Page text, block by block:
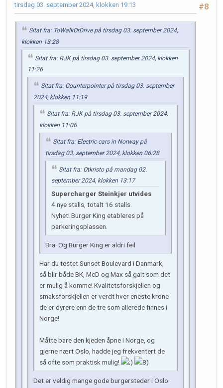
#8
tirsdag 03. september 2024, klokken 19:13
Sitat fra: ToWalkOrDrive på tirsdag 03. september 2024,
klokken 13:28
Sitat fra: RJK på tirsdag 03. september 2024, klokken
11:26
Sitat fra: Counterpointer på tirsdag 03. september
2024, klokken 11:19
Sitat fra: RJK på tirsdag 03. september 2024,
klokken 11:06
Sitat fra: Electric cars in Norway på
tirsdag 03. september 2024, klokken 06:28
Sitat fra: Otkristo på mandag 02.
september 2024, klokken 13:17
Supercharger Steinkjer utvides
4 nye stalls, totalt 16 stalls.
Nyhet! Burger King etableres på
parkeringsplassen.
Bra. Og Burger King er aldri feil
Har du testet Sunset Boulevard i Danmark,
så blir både BK, McD og Max så galt som det
er mulig å komme! Kvalitetsforskjellen og
smaksforskjellen er verdt hver eneste krone
de er dyrere enn de tre som allerede finnes i
Norge!
Måtte bare den kjeden åpne i Norge, og
gjerne nært Oslo, hadde jeg frekventert de
så ofte som praktisk mulig!
Det er veldig mange gode burgersteder i Oslo.